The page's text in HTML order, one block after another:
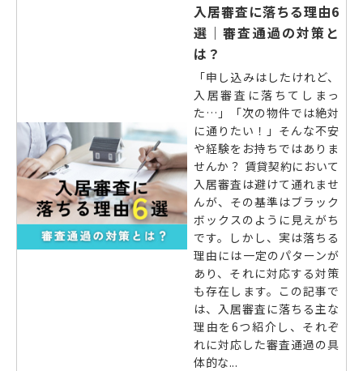
入居審査に落ちる理由6
選｜審査通過の対策と
は？
「申し込みはしたけれど、
入居審査に落ちてしまっ
た…」「次の物件では絶対
に通りたい！」そんな不安
や経験をお持ちではありま
せんか？ 賃貸契約において
入居審査は避けて通れませ
んが、その基準はブラック
ボックスのように見えがち
です。しかし、実は落ちる
理由には一定のパターンが
あり、それに対応する対策
も存在します。この記事で
は、入居審査に落ちる主な
理由を6つ紹介し、それぞ
れに対応した審査通過の具
体的な...